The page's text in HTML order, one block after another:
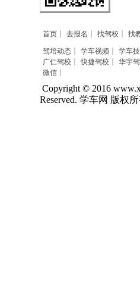
首页 去报名 找驾校 找
驾培动态 学车视频 学车
广仁驾校
快捷驾校 华宇
微信
Copyright © 2016
Reserved. 学车网 版权